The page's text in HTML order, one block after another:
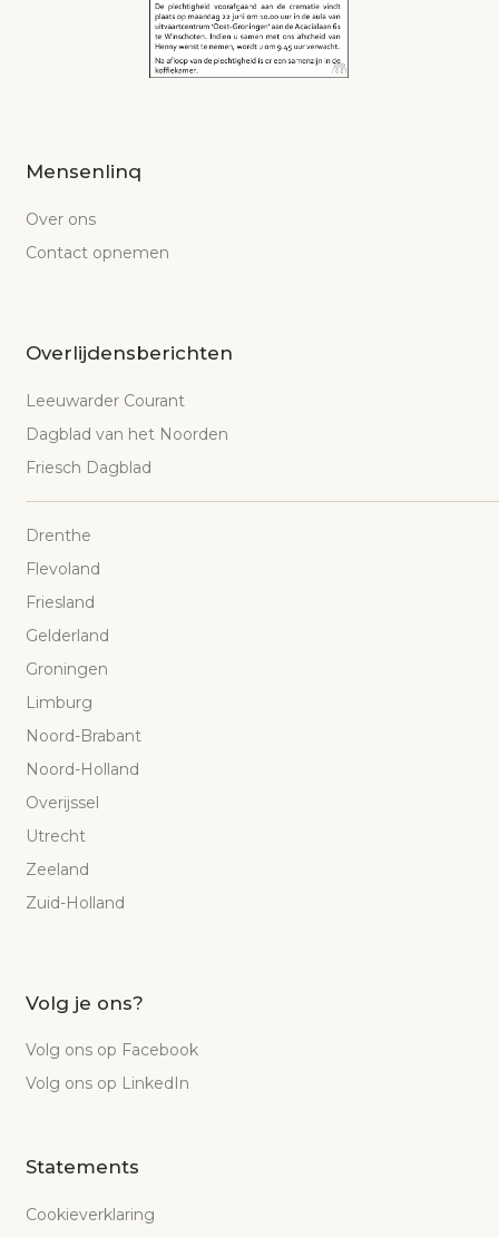
Mensenlinq
Over ons
Contact opnemen
Overlijdensberichten
Leeuwarder Courant
Dagblad van het Noorden
Friesch Dagblad
Drenthe
Flevoland
Friesland
Gelderland
Groningen
Limburg
Noord-Brabant
Noord-Holland
Overijssel
Utrecht
Zeeland
Zuid-Holland
Volg je ons?
Volg ons op Facebook
Volg ons op LinkedIn
Statements
Cookieverklaring